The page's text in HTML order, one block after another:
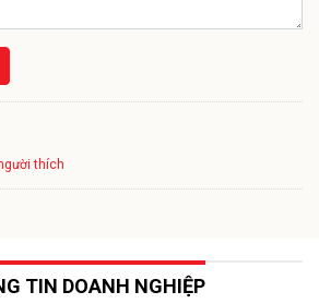
thích
TIN DOANH NGHIỆP